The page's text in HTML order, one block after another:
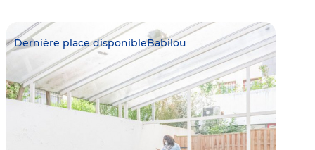
Dernière place disponibleBabilou